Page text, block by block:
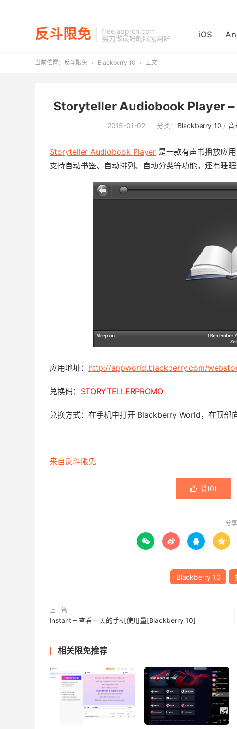
反斗限免
free.apprcn.com
努力做最好的限免网站
iOS
当前位置： 反斗限免  Blackberry 10  正文
Storyteller Audiobook Player
2015-01-02 分类： Blackberry 10 / 音
Storyteller Audiobook Player 是一款有声书播放应
支持自动书签、自动排列、自动分类等功能，还有睡
应用地址： http://appworld.blackberry.com/
兑换码： STORYTELLERPROMO
兑换方式：在手机中打开 Blackberry World，在顶部
来自反斗限免
 赞(0)
分
   
Blackberry 10
上一篇
Instant – 查看一天的手机使用量[Blackberry 10]
相关限免推荐